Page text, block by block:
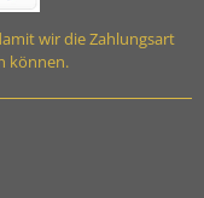
wir die Zahlungsart
können.